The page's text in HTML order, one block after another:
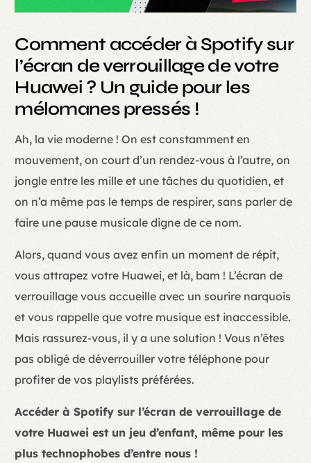
Comment accéder à Spotify sur
l’écran de verrouillage de votre
Huawei ? Un guide pour les
mélomanes pressés !
Ah, la vie moderne ! On est constamment en
mouvement, on court d’un rendez-vous à l’autre, on
jongle entre les mille et une tâches du quotidien, et
on n’a même pas le temps de respirer, sans parler de
faire une pause musicale digne de ce nom.
Alors, quand vous avez enfin un moment de répit,
vous attrapez votre Huawei, et là, bam ! L’écran de
verrouillage vous accueille avec un sourire narquois
et vous rappelle que votre musique est inaccessible.
Mais rassurez-vous, il y a une solution ! Vous n’êtes
pas obligé de déverrouiller votre téléphone pour
profiter de vos playlists préférées.
Accéder à Spotify sur l’écran de verrouillage de
votre Huawei est un jeu d’enfant, même pour les
plus technophobes d’entre nous !